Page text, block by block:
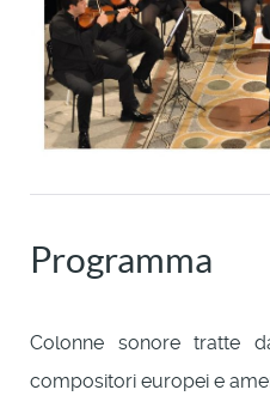
Programma
Colonne sonore tratte
compositori europei e